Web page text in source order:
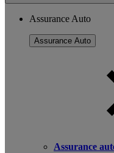
Assurance Auto
Assurance Auto
Assurance